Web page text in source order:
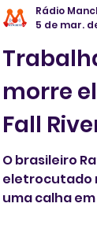
morre
Fall
O brasileiro
eletrocutado
uma calha em
Rádio
5 de mar.